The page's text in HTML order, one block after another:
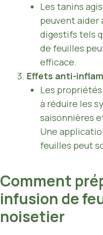
Les tanins
peuvent aider
digestifs tels
de feuilles
efficace.
Effets anti-
Les
à réduire les
saisonnières
Une
feuilles peut
Comment
infusion de
noisetier